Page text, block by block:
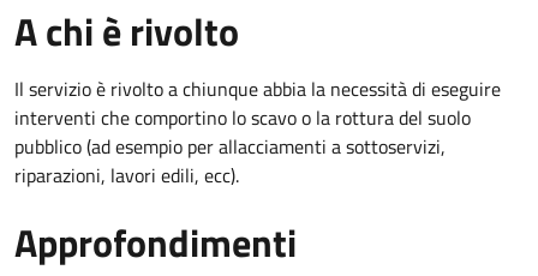
A chi è rivolto
Il servizio è rivolto a chiunque abbia la necessità di eseguire
interventi che comportino lo scavo o la rottura del suolo
pubblico (ad esempio per allacciamenti a sottoservizi,
riparazioni, lavori edili, ecc).
Approfondimenti